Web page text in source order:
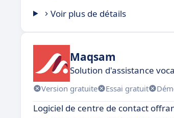
Voir plus de détails
Maqsam
Solution d'assistance
Version gratuite Essai gratuit
Logiciel de centre de contact